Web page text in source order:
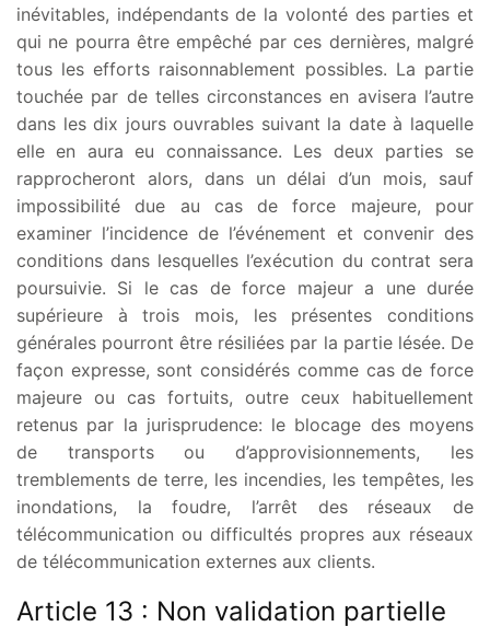
inévitables, indépendants de la volonté des parties et
qui ne pourra être empêché par ces dernières, malgré
tous les efforts raisonnablement possibles. La partie
touchée par de telles circonstances en avisera l’autre
dans les dix jours ouvrables suivant la date à laquelle
elle en aura eu connaissance. Les deux parties se
rapprocheront alors, dans un délai d’un mois, sauf
impossibilité due au cas de force majeure, pour
examiner l’incidence de l’événement et convenir des
conditions dans lesquelles l’exécution du contrat sera
poursuivie. Si le cas de force majeur a une durée
supérieure à trois mois, les présentes conditions
générales pourront être résiliées par la partie lésée. De
façon expresse, sont considérés comme cas de force
majeure ou cas fortuits, outre ceux habituellement
retenus par la jurisprudence: le blocage des moyens
de transports ou d’approvisionnements, les
tremblements de terre, les incendies, les tempêtes, les
inondations, la foudre, l’arrêt des réseaux de
télécommunication ou difficultés propres aux réseaux
de télécommunication externes aux clients.
Article 13 : Non validation partielle